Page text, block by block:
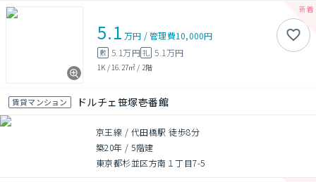
5.1 万円 /管理費10,000円
敷 5.1万円礼 5.1万円
1K / 16.27㎡ / 2階
賃貸マンション ドルチェ笹塚壱番館
京王線 / 代田橋駅 徒歩8分
築20年 /5階建
東京都杉並区方南１丁目7-5